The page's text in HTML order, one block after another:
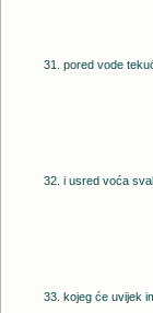
31. pored vode
32. i usred voća
33. kojeg će uvijek